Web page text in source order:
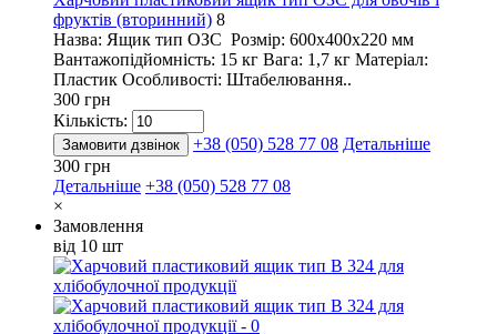
фруктів (вторинний) 8
Назва: Ящик тип ОЗС Розмір: 600х400х220 мм
Вантажопідйомність: 15 кг Вага: 1,7 кг Матеріал:
Пластик Особливості: Штабелювання..
300 грн
Кількість:
Замовити дзвінок +38 (050) 528 77 08 Детальніше
300 грн
Детальніше +38 (050) 528 77 08
×
Замовлення
від 10 шт